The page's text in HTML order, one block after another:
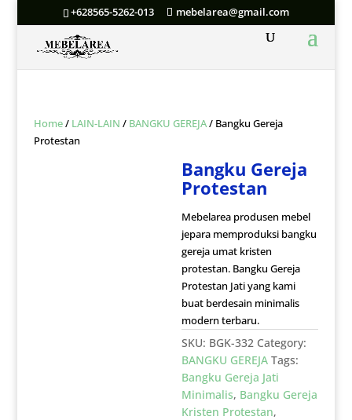
+628565-5262-013 mebelarea@gmail.com
Home/ LAIN-LAIN / BANGKU GEREJA/ Bangku Gereja
Protestan
Bangku Gereja
Protestan
Mebelarea produsen mebel
jepara memproduksi bangku
gereja umat kristen
protestan. Bangku Gereja
Protestan Jati yang kami
buat berdesain minimalis
modern terbaru.
SKU: BGK-332 Category:
BANGKU GEREJA Tags:
Bangku Gereja Jati
Minimalis, Bangku Gereja
Kristen Protestan,